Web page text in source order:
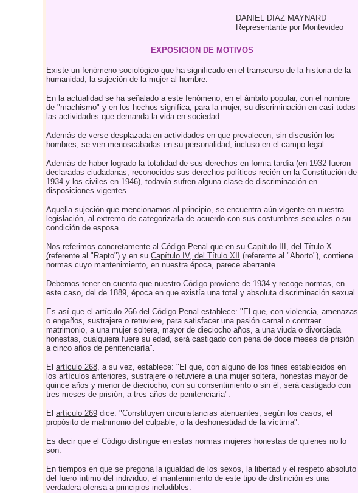
DANIEL DIAZ MAYNARD
Representante por Montevideo
EXPOSICION DE MOTIVOS
Existe un fenómeno sociológico que ha significado en el transcurso de la historia de la
humanidad, la sujeción de la mujer al hombre.
En la actualidad se ha señalado a este fenómeno, en el ámbito popular, con el nombre
de "machismo" y en los hechos significa, para la mujer, su discriminación en casi todas
las actividades que demanda la vida en sociedad.
Además de verse desplazada en actividades en que prevalecen, sin discusión los
hombres, se ven menoscabadas en su personalidad, incluso en el campo legal.
Además de haber logrado la totalidad de sus derechos en forma tardía (en 1932 fueron
declaradas ciudadanas, reconocidos sus derechos políticos recién en la Constitución de
1934 y los civiles en 1946), todavía sufren alguna clase de discriminación en
disposiciones vigentes.
Aquella sujeción que mencionamos al principio, se encuentra aún vigente en nuestra
legislación, al extremo de categorizarla de acuerdo con sus costumbres sexuales o su
condición de esposa.
Nos referimos concretamente al Código Penal que en su Capítulo III, del Título X
(referente al "Rapto") y en su Capítulo IV, del Título XII
(referente al "Aborto"), contiene
normas cuyo mantenimiento, en nuestra época, parece aberrante.
Debemos tener en cuenta que nuestro Código proviene de 1934 y recoge normas, en
este caso, del de 1889, época en que existía una total y absoluta discriminación sexual.
Es así que el artículo 266 del Código Penal establece: "El que, con violencia, amenazas
o engaños, sustrajere o retuviere, para satisfacer una pasión carnal o contraer
matrimonio, a una mujer soltera, mayor de dieciocho años, a una viuda o divorciada
honestas, cualquiera fuere su edad, será castigado con pena de doce meses de prisión
a cinco años de penitenciaría".
El artículo 268, a su vez, establece: "El que, con alguno de los fines establecidos en
los artículos anteriores, sustrajere o retuviere a una mujer soltera, honestas mayor de
quince años y menor de dieciocho, con su consentimiento o sin él, será castigado con
tres meses de prisión, a tres años de penitenciaría".
El artículo 269 dice: "Constituyen circunstancias atenuantes, según los casos, el
propósito de matrimonio del culpable, o la deshonestidad de la víctima".
Es decir que el Código distingue en estas normas mujeres honestas de quienes no lo
son.
En tiempos en que se pregona la igualdad de los sexos, la libertad y el respeto absoluto
del fuero íntimo del individuo, el mantenimiento de este tipo de distinción es una
verdadera ofensa a principios ineludibles.